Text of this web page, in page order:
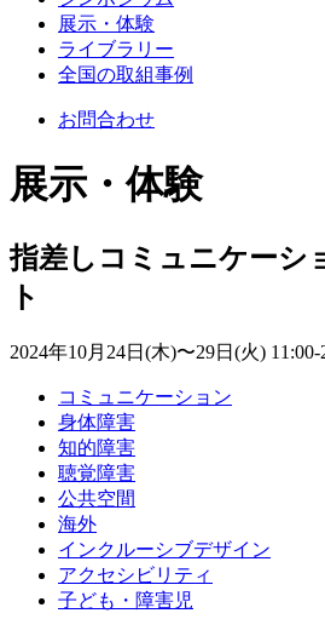
展示・体験
ライブラリー
全国の取組事例
お問合わせ
展示・体験
指差しコミュニケーシ
ト
2024年10月24日(木)〜29日(火) 11:00-
コミュニケーション
身体障害
知的障害
聴覚障害
公共空間
海外
インクルーシブデザイン
アクセシビリティ
子ども・障害児